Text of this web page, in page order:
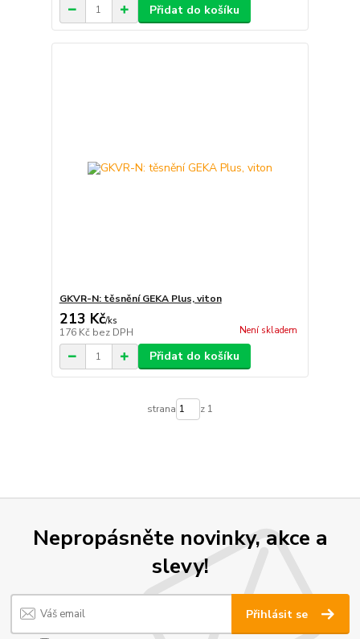
Přidat do košíku
GKVR-N: těsnění GEKA Plus, viton
213 Kč/ks
176 Kč bez DPH Není skladem
Přidat do košíku
strana z 1
Nepropásněte novinky, akce a
slevy!
Přihlásit se